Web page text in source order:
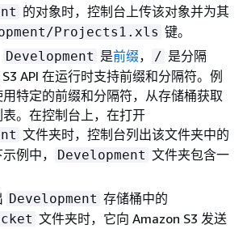
的对象时，控制台上传该对象并为其
Projects1.xls 键。
Development 是前缀， / 是分隔
API 在运行时支持前缀和分隔符。例
特定的前缀和分隔符，从存储桶获取
。在控制台上，在打开
文件夹时，控制台列出该文件夹中的
例中，
Development 文件夹包含一
Development 存储桶中的
文件夹时，它向 Amazon S3 发送